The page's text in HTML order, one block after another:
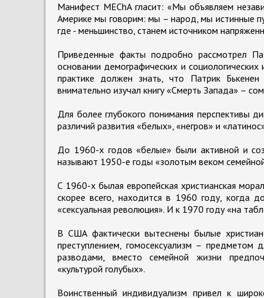
Манифест MEChA гласит: «Мы объявляем
Америке мы говорим: мы – народ, мы истинные
где - меньшинство, станем источником
Приведенные факты подробно рассмотрел
основании демографических и
практике должен знать, что Патрик
внимательно изучал книгу «Смерть Запада» –
Для более глубокого понимания перспективы
различий развития «белых», «негров» и
До 1960-х годов «белые» были активной и
называют 1950-е годы «золотым веком
С 1960-х былая европейская христианская
скорее всего, находится в 1960 году, когда
«сексуальная революция». И к 1970 году «на
В США фактически вытеснены былые
преступлением, гомосексуализм – предметом
разводами, вместо семейной жизни
«культурой голубых».
Воинственный индивидуализм привел к